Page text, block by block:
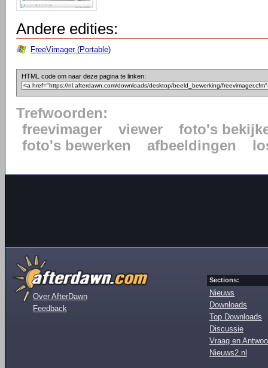
Andere edities:
FreeVimager (Portable)
HTML code om naar deze pagina te linken:
Trefwoorden:
freevimager
viewer
foto's
foto's bewerken
afbeeldingen
Over AfterDawn
Feedback
Sections:
Nieuws
Downloads
Top Downloads
Discussie
Vraag en
Nieuws2.nl